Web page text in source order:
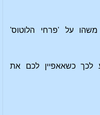
על 'פרחי הלוטוס'
לכך כשאאפיין לכם את